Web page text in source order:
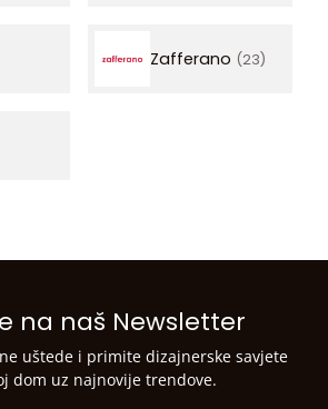
Zafferano (23)
na naš Newsletter
uštede i primite dizajnerske savjete
dom uz najnovije trendove.